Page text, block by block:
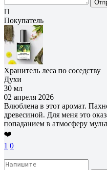
П
Покупатель
Хранитель леса по соседству
Духи
30 мл
02 апреля 2026
Влюблена в этот аромат.
древесиной. Для меня это
попаданием в атмосферу
❤️
1 0